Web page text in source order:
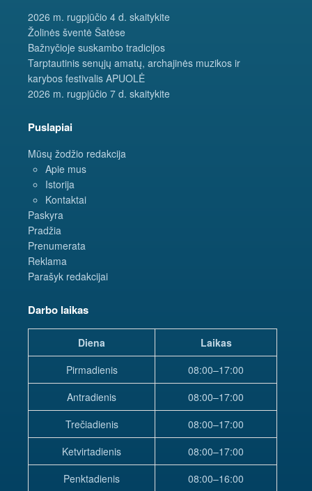
2026 m. rugpjūčio 4 d. skaitykite
Žolinės šventė Šatėse
Bažnyčioje suskambo tradicijos
Tarptautinis senųjų amatų, archajinės muzikos ir
karybos festivalis APUOLĖ
2026 m. rugpjūčio 7 d. skaitykite
Puslapiai
Mūsų žodžio redakcija
Apie mus
Istorija
Kontaktai
Paskyra
Pradžia
Prenumerata
Reklama
Parašyk redakcijai
Darbo laikas
Diena
Laikas
Pirmadienis
08:00–17:00
Antradienis
08:00–17:00
Trečiadienis
08:00–17:00
Ketvirtadienis
08:00–17:00
Penktadienis
08:00–16:00